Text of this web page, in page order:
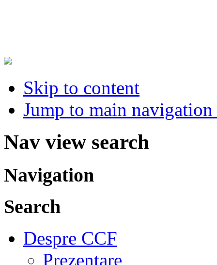
Skip to content
Jump to main
Nav view search
Navigation
Search
Despre CCF
Prezentare